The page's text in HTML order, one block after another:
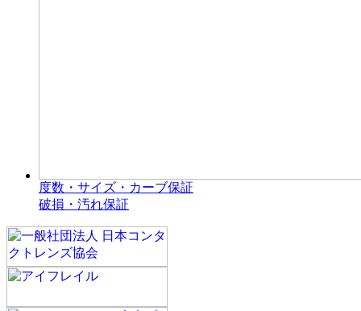
度数・サイズ・カーブ保証
破損・汚れ保証